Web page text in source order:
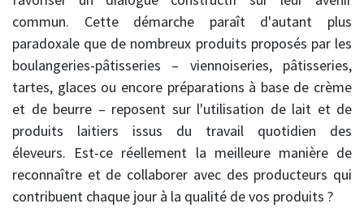
commun. Cette démarche paraît d'autant plus
paradoxale que de nombreux produits proposés par les
boulangeries-pâtisseries – viennoiseries, pâtisseries,
tartes, glaces ou encore préparations à base de crème
et de beurre – reposent sur l'utilisation de lait et de
produits laitiers issus du travail quotidien des
éleveurs. Est-ce réellement la meilleure manière de
reconnaître et de collaborer avec des producteurs qui
contribuent chaque jour à la qualité de vos produits ?